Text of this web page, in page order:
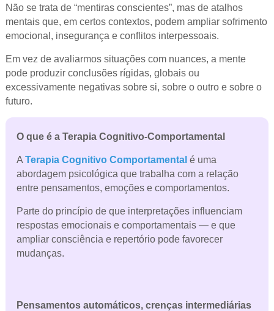
Não se trata de “mentiras conscientes”, mas de atalhos
mentais que, em certos contextos, podem ampliar sofrimento
emocional, insegurança e conflitos interpessoais.
Em vez de avaliarmos situações com nuances, a mente
pode produzir conclusões rígidas, globais ou
excessivamente negativas sobre si, sobre o outro e sobre o
futuro.
O que é a Terapia Cognitivo-Comportamental
A Terapia Cognitivo Comportamental é uma
abordagem psicológica que trabalha com a relação
entre pensamentos, emoções e comportamentos.
Parte do princípio de que interpretações influenciam
respostas emocionais e comportamentais — e que
ampliar consciência e repertório pode favorecer
mudanças.
Pensamentos automáticos, crenças intermediárias